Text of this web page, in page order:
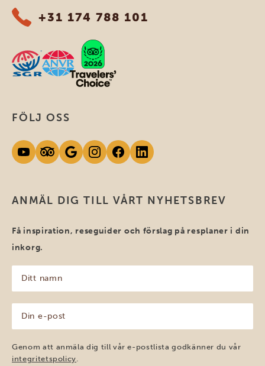
+31 174 788 101
ANMÄL DIG TILL VÅRT NYHETSBREV
Få inspiration, reseguider och förslag på resplaner i din
inkorg.
namn
(Obligatoriskt)
post
(Obligatoriskt)
Genom att anmäla dig till vår e-postlista godkänner du vår
integritetspolicy
FÖLJ OSS